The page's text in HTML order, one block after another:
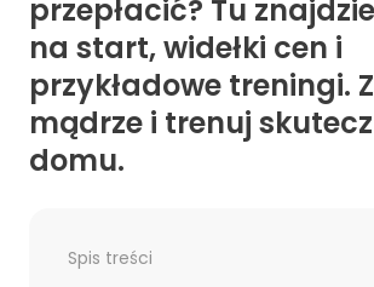
przepłacić? Tu
na start, widełki cen i
przykładowe treningi.
mądrze i trenuj
domu.
Spis treści